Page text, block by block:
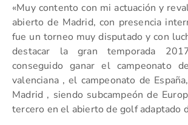
«Muy contento con mi actuación y
abierto de Madrid, con presencia
fue un torneo muy disputado y con
destacar la gran temporada
conseguido ganar el campeonato
valenciana , el campeonato de
Madrid , siendo subcampeón de
tercero en el abierto de golf adaptado